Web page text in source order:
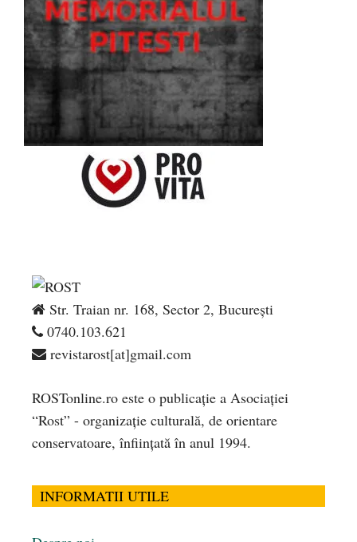
Str. Traian nr. 168, Sector 2, București
0740.103.621
revistarost[at]gmail.com
ROSTonline.ro este o publicaţie a Asociaţiei
“Rost” - organizaţie culturală, de orientare
conservatoare, înfiinţată în anul 1994.
INFORMATII UTILE